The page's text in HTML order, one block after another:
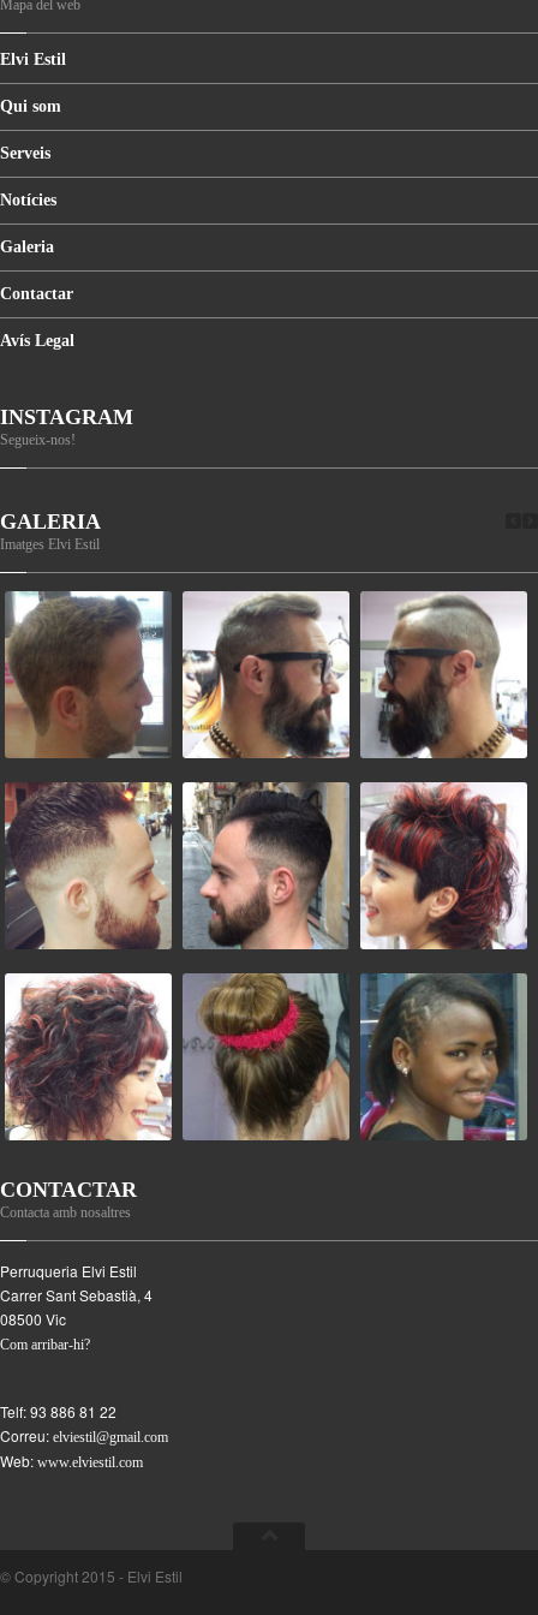
Mapa del web
Elvi Estil
Qui som
Serveis
Notícies
Galeria
Contactar
Avís Legal
INSTAGRAM
Segueix-nos!
GALERIA
Imatges Elvi Estil
CONTACTAR
Contacta amb nosaltres
Perruqueria Elvi Estil
Carrer Sant Sebastià, 4
08500 Vic
Com arribar-hi?
Telf:93 886 81 22
Correu: elviestil@gmail.com
Web: www.elviestil.com
© Copyright 2015 - Elvi Estil